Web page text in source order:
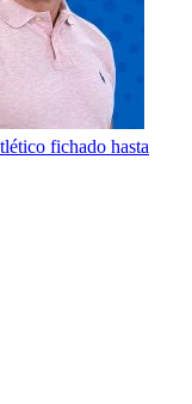
fichado hasta